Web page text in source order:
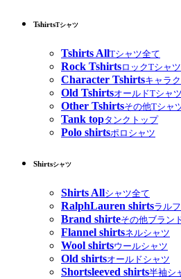
TshirtsTシャツ
Tshirts AllTシャツ全て
Rock TshirtsロックTシャツ
Character Tshirtsキャラ
Old TshirtsオールドTシャツ
Other Tshirtsその他Tシャ
Tank topタンクトップ
Polo shirtsポロシャツ
Shirtsシャツ
Shirts Allシャツ全て
RalphLauren shirtsラル
Brand shirteその他ブラン
Flannel shirtsネルシャツ
Wool shirtsウールシャツ
Old shirtsオールドシャツ
Shortsleeved shirts半袖シ